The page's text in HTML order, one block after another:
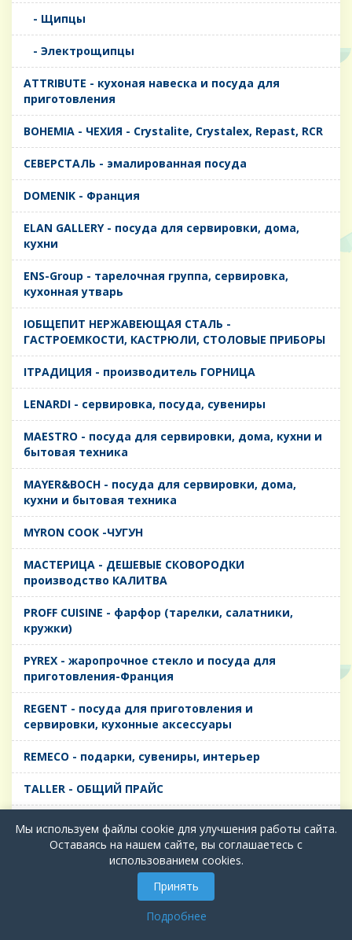
- Щипцы
- Электрощипцы
ATTRIBUTE - кухоная навеска и посуда для
приготовления
BOHEMIA - ЧЕХИЯ - Crystalite, Crystalex, Repast, RCR
CЕВЕРСТАЛЬ - эмалированная посуда
DOMENIK - Франция
ELAN GALLERY - посуда для сервировки, дома,
кухни
ENS-Group - тарелочная группа, сервировка,
кухонная утварь
IОБЩЕПИТ НЕРЖАВЕЮЩАЯ СТАЛЬ -
ГАСТРОЕМКОСТИ, КАСТРЮЛИ, СТОЛОВЫЕ ПРИБОРЫ
IТРАДИЦИЯ - производитель ГОРНИЦА
LENARDI - сервировка, посуда, сувениры
MAESTRO - посуда для сервировки, дома, кухни и
бытовая техника
MAYER&BOCH - посуда для сервировки, дома,
кухни и бытовая техника
MYRON COOK -ЧУГУН
MАСТЕРИЦА - ДЕШЕВЫЕ СКОВОРОДКИ
производство КАЛИТВА
PROFF CUISINE - фарфор (тарелки, салатники,
кружки)
PYREX - жаропрочное стекло и посуда для
приготовления-Франция
REGENT - посуда для приготовления и
сервировки, кухонные аксессуары
REMECO - подарки, сувениры, интерьер
TALLER - ОБЩИЙ ПРАЙС
TIMA - посуда для приготовления и сервировки,
кухонные аксессуары
БИОСТАЛЬ - ТЕРМОСА
Мы используем файлы cookie для улучшения работы сайта.
Оставаясь на нашем сайте, вы соглашаетесь с
использованием cookies.
Принять
Подробнее